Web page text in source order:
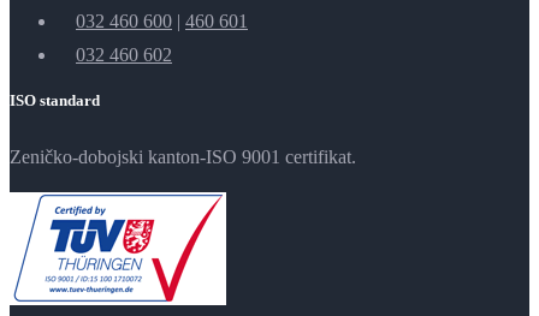
032 460 600 | 460 601
032 460 602
ISO standard
Zeničko-dobojski kanton-ISO 9001 certifikat.